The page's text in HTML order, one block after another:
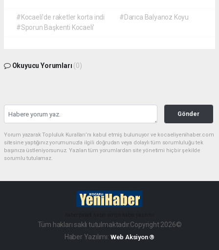
#Kocaeli’de raketler korta indi
#Darıca Balyanoz Koyu
#Sporun Başkenti Kocaeli’
Okuyucu Yorumları (0)
Gönder
Yorum yazarak Topluluk Kuralları’nı kabul etmiş bulunuyor ve kocaeliyenihaber.com
sitesine yaptığınız yorumunuzla ilgili doğrudan veya dolaylı tüm sorumluluğu tek
başınıza üstleniyorsunuz. Yazılan tüm yorumlardan site yönetimi hiçbir şekilde
sorumlu tutulamaz.
Tüm hakları saklı tutulmaktadır.Copyright 2026©
Haber Yazılımı: Web Aksiyon ®